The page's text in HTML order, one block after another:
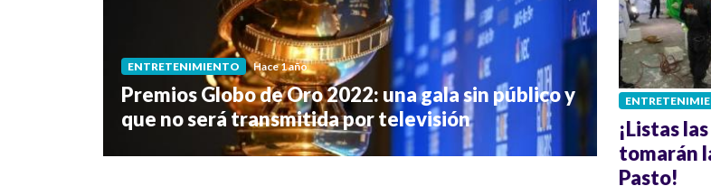
ENTRETENIMIENTO Hace 1 año
Premios Globo de Oro 2022: una gala sin público y
que no será transmitida por televisión
¡Listas
tomarán
Pasto!